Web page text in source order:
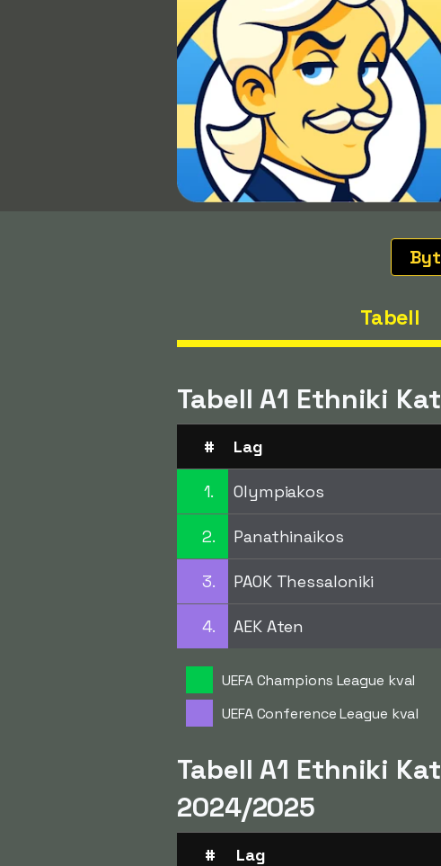
Tabell
Tabell A1 Ethniki
# Lag
1. Olympiakos
2. Panathinaikos
3. PAOK Thessaloniki
4. AEK Aten
UEFA Champions League kval
UEFA Conference League kval
Tabell A1 Ethniki
2024/2025
# Lag